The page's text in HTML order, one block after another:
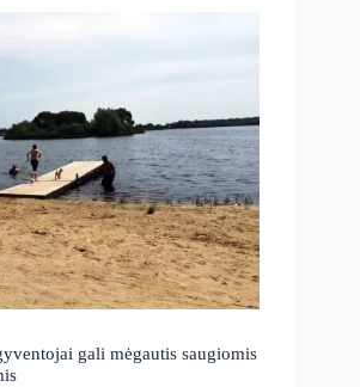
gali mėgautis saugiomis